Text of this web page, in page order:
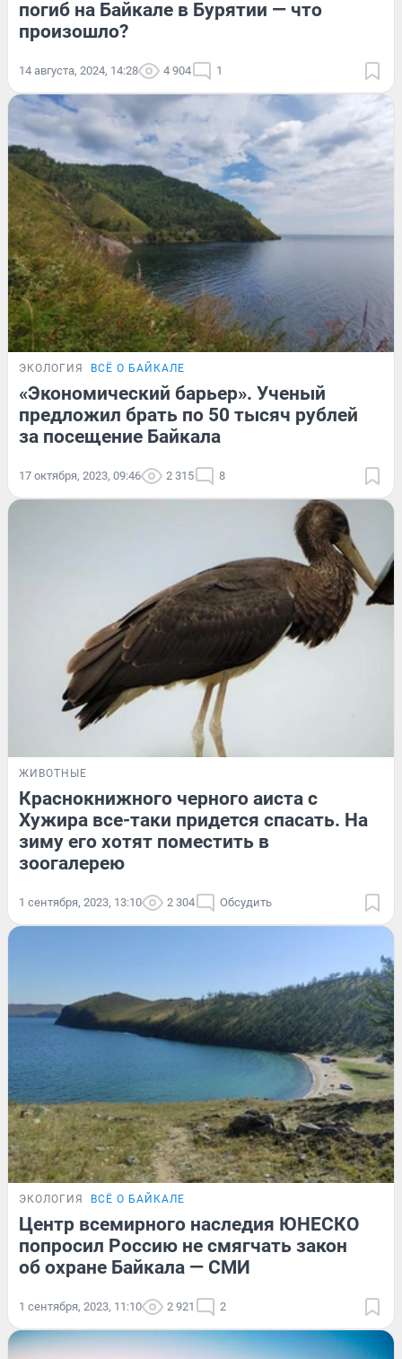
погиб на Байкале в Бурятии — что
произошло?
14 августа, 2024, 14:28 4 904 1
ЭКОЛОГИЯ ВСЁ О БАЙКАЛЕ
«Экономический барьер». Ученый
предложил брать по 50 тысяч рублей
за посещение Байкала
17 октября, 2023, 09:46 2 315 8
ЖИВОТНЫЕ
Краснокнижного черного аиста с
Хужира все-таки придется спасать. На
зиму его хотят поместить в
зоогалерею
1 сентября, 2023, 13:10 2 304 Обсудить
ЭКОЛОГИЯ ВСЁ О БАЙКАЛЕ
Центр всемирного наследия ЮНЕСКО
попросил Россию не смягчать закон
об охране Байкала — СМИ
1 сентября, 2023, 11:10 2 921 2